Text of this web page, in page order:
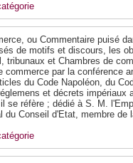
ou Commentaire puisé
de motifs et discours, les
tribunaux et Chambres de
commerce par la conférence
du Code Napoléon, du
et décrets impériaux
se réfère ; dédié à S. M.
du Conseil d'Etat, membre de